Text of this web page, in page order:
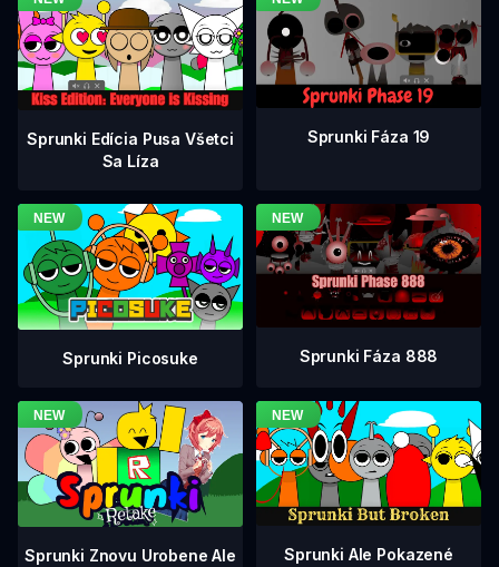
Sprunki Edícia Pusa Všetci
Sa Líza
Sprunki Fáza 19
Sprunki Picosuke Sprunki Fáza 888
Sprunki Znovu Urobene Ale
Sprunki Ale Pokazené